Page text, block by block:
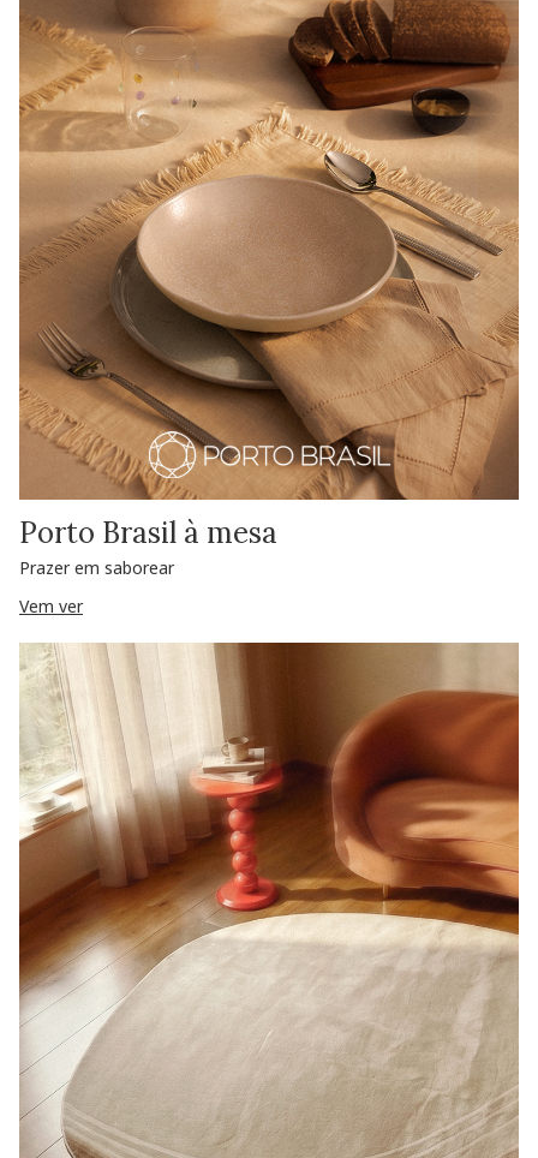
Porto Brasil à mesa
Prazer em saborear
Vem ver